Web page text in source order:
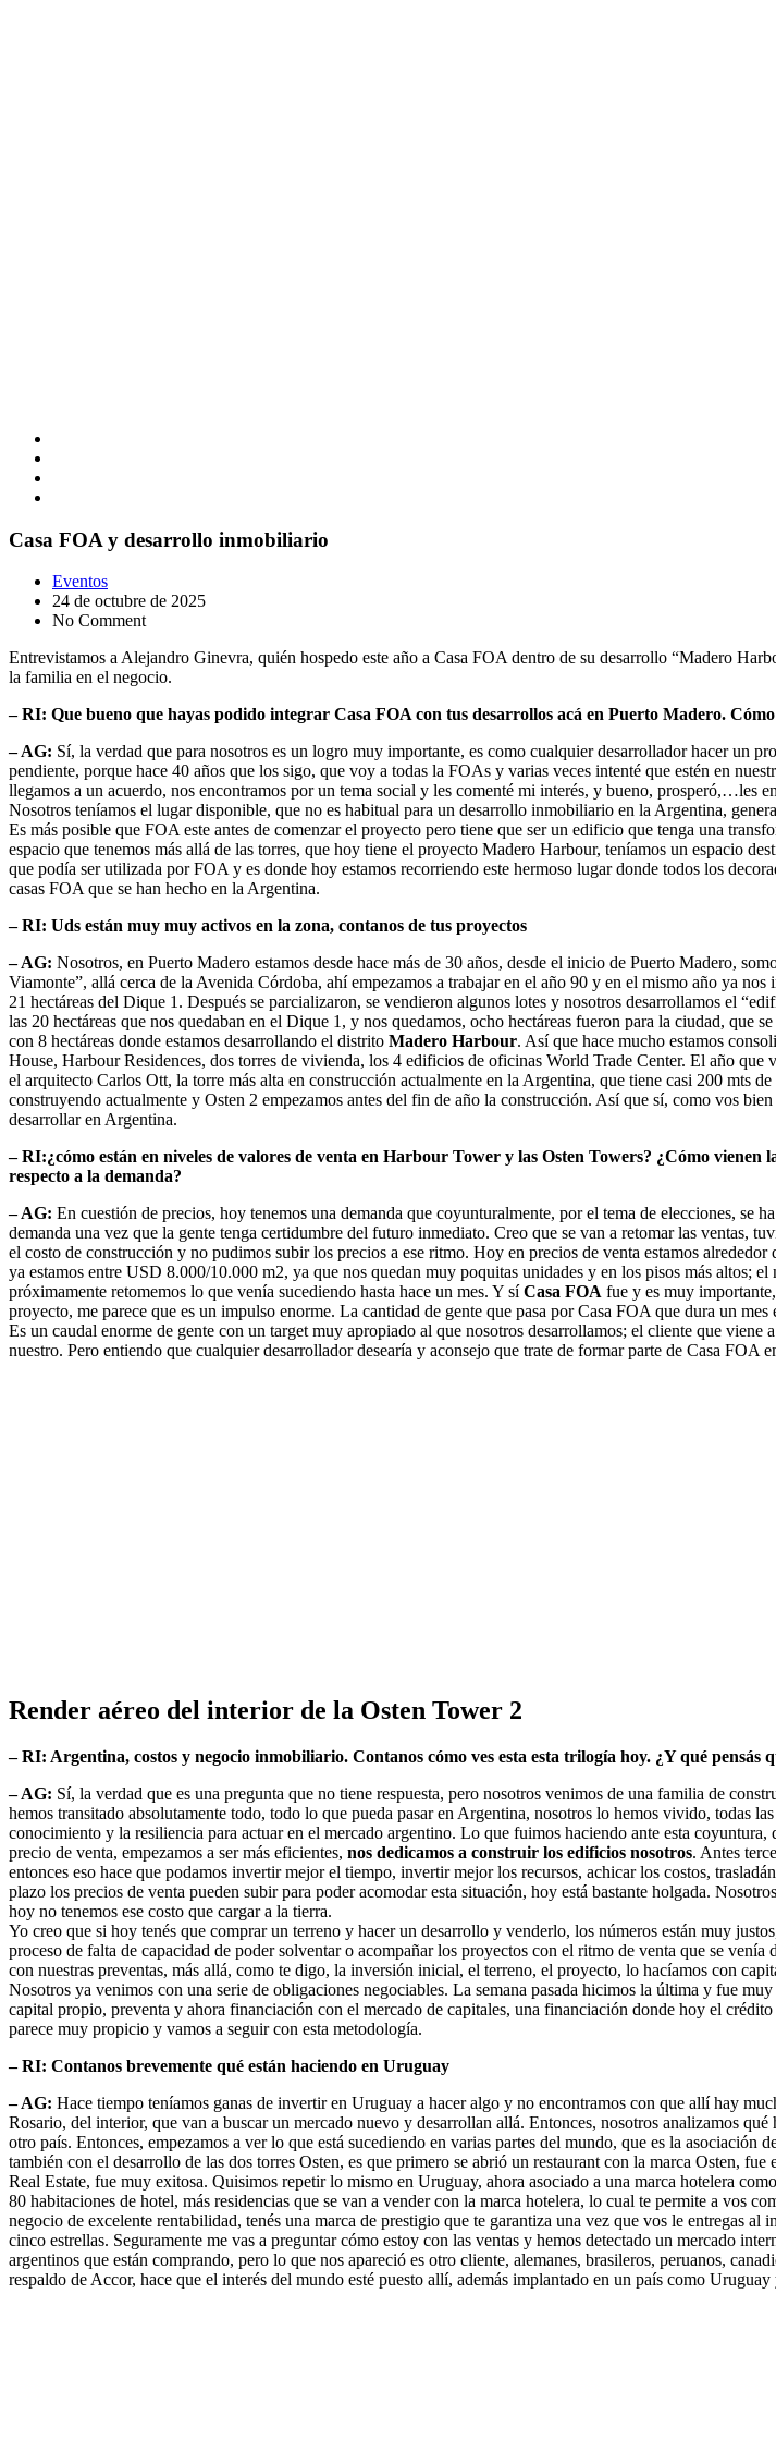
Casa FOA y desarrollo inmobiliario
Eventos
24 de octubre de 2025
No Comment
Entrevistamos a Alejandro Ginevra, quién hospedo este año a Casa FOA dentro de su desarrollo “Madero
la familia en el negocio.
– RI: Que bueno que hayas podido integrar Casa FOA con tus desarrollos acá en Puerto Madero.
– AG: Sí, la verdad que para nosotros es un logro muy importante, es como cualquier desarrollador hacer un
pendiente, porque hace 40 años que los sigo, que voy a todas la FOAs y varias veces intenté que estén en
llegamos a un acuerdo, nos encontramos por un tema social y les comenté mi interés, y bueno, prosperó,…les
Nosotros teníamos el lugar disponible, que no es habitual para un desarrollo inmobiliario en la Argentina,
Es más posible que FOA este antes de comenzar el proyecto pero tiene que ser un edificio que tenga una
espacio que tenemos más allá de las torres, que hoy tiene el proyecto Madero Harbour, teníamos un espacio
que podía ser utilizada por FOA y es donde hoy estamos recorriendo este hermoso lugar donde todos los
casas FOA que se han hecho en la Argentina.
– RI: Uds están muy muy activos en la zona, contanos de tus proyectos
– AG: Nosotros, en Puerto Madero estamos desde hace más de 30 años, desde el inicio de Puerto Madero,
Viamonte”, allá cerca de la Avenida Córdoba, ahí empezamos a trabajar en el año 90 y en el mismo año ya
21 hectáreas del Dique 1. Después se parcializaron, se vendieron algunos lotes y nosotros desarrollamos el
las 20 hectáreas que nos quedaban en el Dique 1, y nos quedamos, ocho hectáreas fueron para la ciudad, que
con 8 hectáreas donde estamos desarrollando el distrito Madero Harbour. Así que hace mucho estamos
House, Harbour Residences, dos torres de vivienda, los 4 edificios de oficinas World Trade Center. El año
el arquitecto Carlos Ott, la torre más alta en construcción actualmente en la Argentina, que tiene casi 200 mts
construyendo actualmente y Osten 2 empezamos antes del fin de año la construcción. Así que sí, como vos
desarrollar en Argentina.
– RI:¿cómo están en niveles de valores de venta en Harbour Tower y las Osten Towers? ¿Cómo
respecto a la demanda?
– AG: En cuestión de precios, hoy tenemos una demanda que coyunturalmente, por el tema de elecciones, se
demanda una vez que la gente tenga certidumbre del futuro inmediato. Creo que se van a retomar las ventas,
el costo de construcción y no pudimos subir los precios a ese ritmo. Hoy en precios de venta estamos
ya estamos entre USD 8.000/10.000 m2, ya que nos quedan muy poquitas unidades y en los pisos más altos;
próximamente retomemos lo que venía sucediendo hasta hace un mes. Y síCasa FOA fue y es muy
proyecto, me parece que es un impulso enorme. La cantidad de gente que pasa por Casa FOA que dura un
Es un caudal enorme de gente con un target muy apropiado al que nosotros desarrollamos; el cliente que
nuestro. Pero entiendo que cualquier desarrollador desearía y aconsejo que trate de formar parte de Casa FOA
Render aéreo del interior de la Osten Tower 2
– RI: Argentina, costos y negocio inmobiliario. Contanos cómo ves esta esta trilogía hoy. ¿Y qué pensás
– AG: Sí, la verdad que es una pregunta que no tiene respuesta, pero nosotros venimos de una familia de
hemos transitado absolutamente todo, todo lo que pueda pasar en Argentina, nosotros lo hemos vivido, todas
conocimiento y la resiliencia para actuar en el mercado argentino. Lo que fuimos haciendo ante esta
precio de venta, empezamos a ser más eficientes, nos dedicamos a construir los edificios nosotros. Antes
entonces eso hace que podamos invertir mejor el tiempo, invertir mejor los recursos, achicar los costos,
plazo los precios de venta pueden subir para poder acomodar esta situación, hoy está bastante holgada.
hoy no tenemos ese costo que cargar a la tierra.
Yo creo que si hoy tenés que comprar un terreno y hacer un desarrollo y venderlo, los números están muy
proceso de falta de capacidad de poder solventar o acompañar los proyectos con el ritmo de venta que se
con nuestras preventas, más allá, como te digo, la inversión inicial, el terreno, el proyecto, lo hacíamos con
Nosotros ya venimos con una serie de obligaciones negociables. La semana pasada hicimos la última y fue
capital propio, preventa y ahora financiación con el mercado de capitales, una financiación donde hoy el
parece muy propicio y vamos a seguir con esta metodología.
– RI: Contanos brevemente qué están haciendo en Uruguay
– AG: Hace tiempo teníamos ganas de invertir en Uruguay a hacer algo y no encontramos con que allí hay
Rosario, del interior, que van a buscar un mercado nuevo y desarrollan allá. Entonces, nosotros analizamos
otro país. Entonces, empezamos a ver lo que está sucediendo en varias partes del mundo, que es la
también con el desarrollo de las dos torres Osten, es que primero se abrió un restaurant con la marca Osten,
Real Estate, fue muy exitosa. Quisimos repetir lo mismo en Uruguay, ahora asociado a una marca hotelera
80 habitaciones de hotel, más residencias que se van a vender con la marca hotelera, lo cual te permite a vos
negocio de excelente rentabilidad, tenés una marca de prestigio que te garantiza una vez que vos le entregas
cinco estrellas. Seguramente me vas a preguntar cómo estoy con las ventas y hemos detectado un mercado
argentinos que están comprando, pero lo que nos apareció es otro cliente, alemanes, brasileros, peruanos,
respaldo de Accor, hace que el interés del mundo esté puesto allí, además implantado en un país como